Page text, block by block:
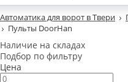
Автоматика для ворот в Твери
Пульты DoorHan
Наличие на складах
Подбор по фильтру
Цена